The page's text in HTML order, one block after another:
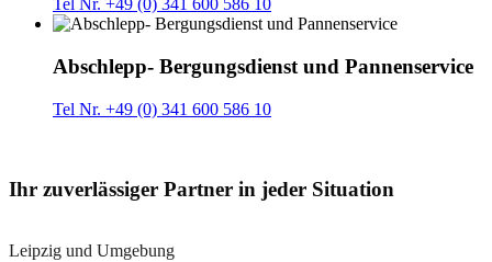
Tel Nr. +49 (0) 341 600 586 10
Abschlepp- Bergungsdienst und Pannenservice
Tel Nr. +49 (0) 341 600 586 10
Ihr zuverlässiger Partner in jeder Situation
Leipzig und Umgebung